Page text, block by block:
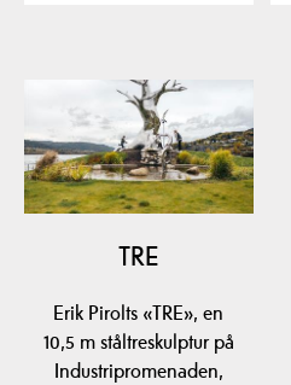
TRE
Erik Pirolts «TRE», en
10,5 m ståltreskulptur på
Industripromenaden,